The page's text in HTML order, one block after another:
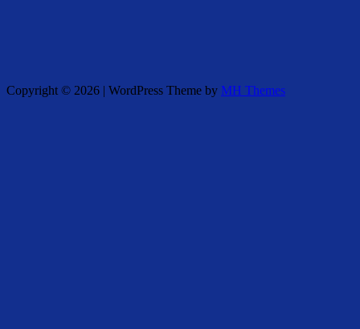
Copyright © 2026 | WordPress Theme by MH Themes